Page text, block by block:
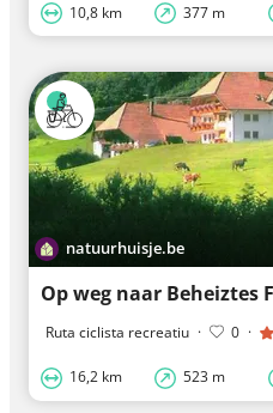
10,8 km 377 m
natuurhuisje.be
Op weg naar Beheiztes
Ruta ciclista recreatiu · 0 ·
16,2 km 523 m